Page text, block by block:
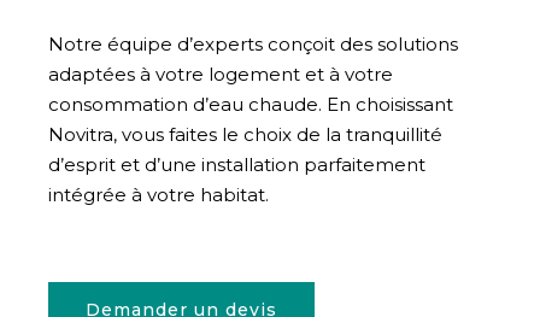
Notre équipe d’experts conçoit des solutions
adaptées à votre logement et à votre
consommation d’eau chaude. En choisissant
Novitra, vous faites le choix de la tranquillité
d’esprit et d’une installation parfaitement
intégrée à votre habitat.
Demander un devis